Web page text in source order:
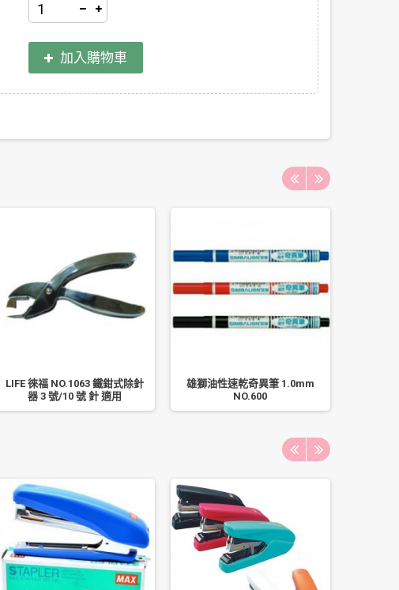
加入購物車
LIFE 徠福 NO.1063 鐵鉗式除針
器 3 號/10 號 針 適用
雄獅油性速乾奇異筆 1.0mm
NO.600